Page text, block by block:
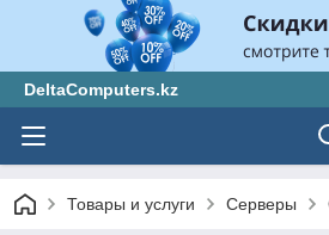
DeltaComputers.kz
Товары и услуги Серверы